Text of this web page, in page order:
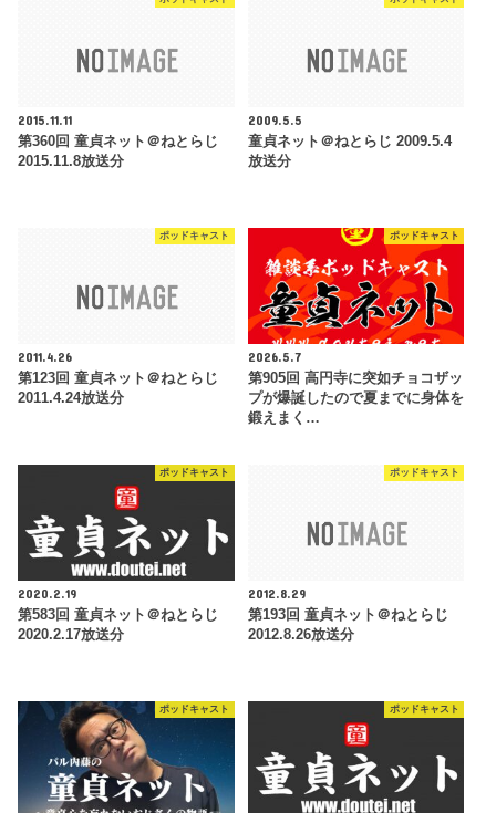
2015.11.11
第360回 童貞ネット＠ねとらじ
2015.11.8放送分
2009.5.5
童貞ネット＠ねとらじ 2009.5.4
放送分
ポッドキャスト
2011.4.26
第123回 童貞ネット＠ねとらじ
2011.4.24放送分
ポッドキャスト
2026.5.7
第905回 高円寺に突如チョコザッ
プが爆誕したので夏までに身体を
鍛えまく…
ポッドキャスト
2020.2.19
第583回 童貞ネット＠ねとらじ
2020.2.17放送分
ポッドキャスト
2012.8.29
第193回 童貞ネット＠ねとらじ
2012.8.26放送分
ポッドキャスト ポッドキャスト